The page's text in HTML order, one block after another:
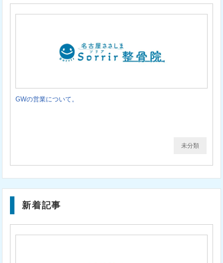
GWの営業について。
未分類
新着記事